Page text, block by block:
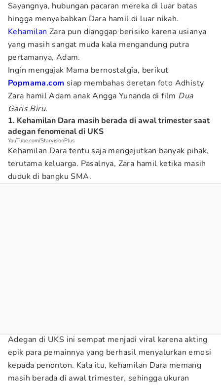
Sayangnya, hubungan pacaran mereka di luar batas
hingga menyebabkan Dara hamil di luar nikah.
Kehamilan Zara pun dianggap berisiko karena usianya
yang masih sangat muda kala mengandung putra
pertamanya, Adam.
Ingin mengajak Mama bernostalgia, berikut
Popmama.com siap membahas deretan foto Adhisty
Zara hamil Adam anak Angga Yunanda di film Dua
Garis Biru.
1. Kehamilan Dara masih berada di awal trimester saat
adegan fenomenal di UKS
YouTube.com/StarvisionPlus
Kehamilan Dara tentu saja mengejutkan banyak pihak,
terutama keluarga. Pasalnya, Zara hamil ketika masih
duduk di bangku SMA.
Adegan di UKS ini sempat menjadi viral karena akting
epik para pemainnya yang berhasil menyalurkan emosi
kepada penonton. Kala itu, kehamilan Dara memang
masih berada di awal trimester, sehingga ukuran